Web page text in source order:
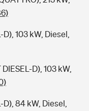
103 kW, Diesel,
D), 103 kW,
D), 84 kW, Diesel,